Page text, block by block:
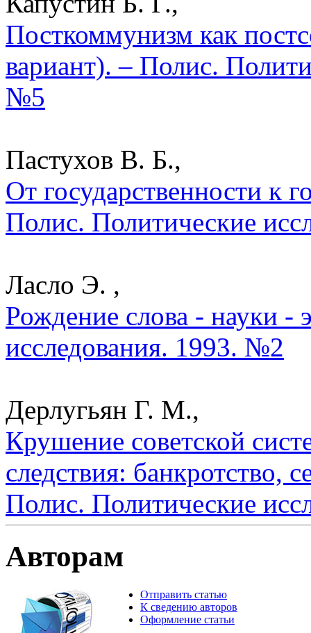
Посткоммунизм как
вариант). – Полис.
№5
Пастухов В. Б.,
От государственности к
Полис. Политические
Ласло Э. ,
Рождение слова - науки -
исследования. 1993. №2
Дерлугьян Г. М.,
Крушение советской
следствия: банкротство,
Полис. Политические
Авторам
Отправить статью
К сведению авторов
Оформление статьи